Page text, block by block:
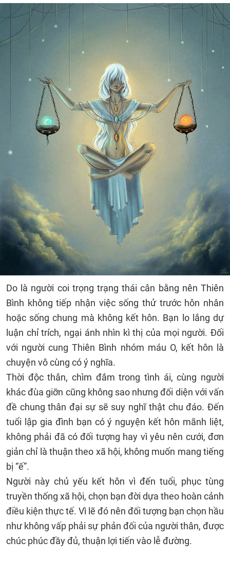
Do là người coi trọng trạng thái cân bằng nên Thiên
Bình không tiếp nhận việc sống thử trước hôn nhân
hoặc sống chung mà không kết hôn. Bạn lo lắng dự
luận chỉ trích, ngại ánh nhìn kì thị của mọi người. Đối
với người cung Thiên Bình nhóm máu O, kết hôn là
chuyện vô cùng có ý nghĩa.
Thời độc thân, chìm đắm trong tình ái, cùng người
khác đùa giỡn cũng không sao nhưng đối diện với vấn
đề chung thân đại sự sẽ suy nghĩ thật chu đáo. Đến
tuổi lập gia đình bạn có ý nguyện kết hôn mãnh liệt,
không phải đã có đối tượng hay vì yêu nên cưới, đơn
giản chỉ là thuận theo xã hội, không muốn mang tiếng
bị “ế”.
Người này chủ yếu kết hôn vì đến tuổi, phục tùng
truyền thống xã hội, chọn bạn đời dựa theo hoàn cảnh
điều kiện thực tế. Vì lẽ đó nên đối tượng bạn chọn hầu
như không vấp phải sự phản đối của người thân, được
chúc phúc đầy đủ, thuận lợi tiến vào lễ đường.